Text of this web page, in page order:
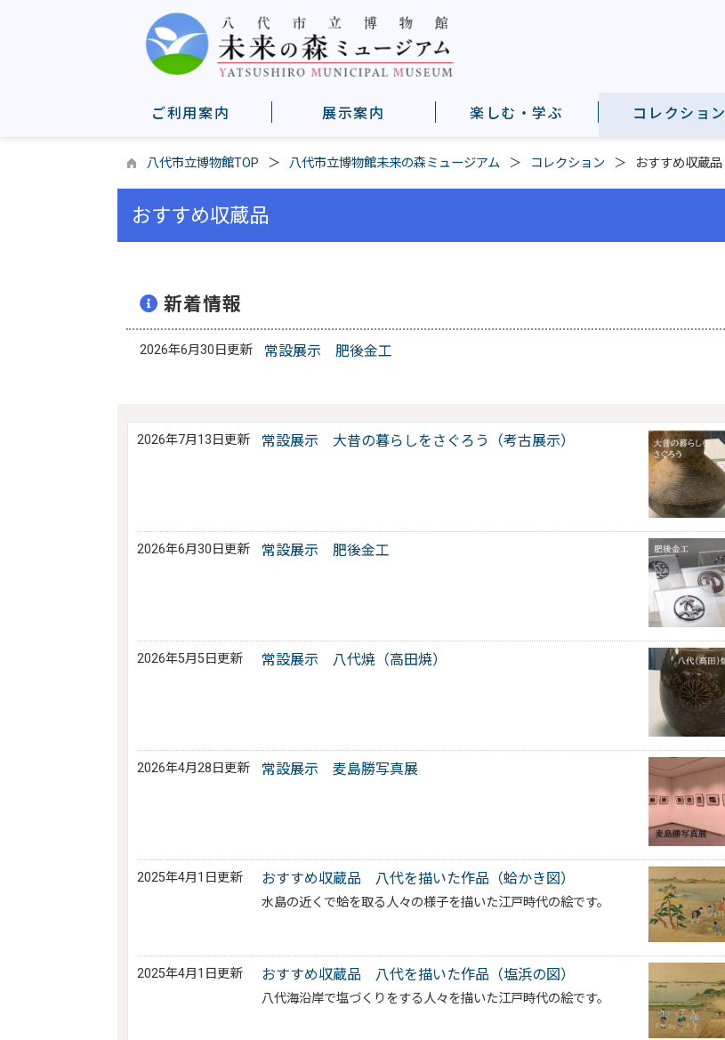
ご利用案内 展示案内 楽しむ・学ぶ コレクション
八代市立博物館TOP 八代市立博物館未来の森ミュージアム コレクション おすすめ収蔵品
おすすめ収蔵品
新着情報
2026年6月30日更新 常設展示 肥後金工
2026年7月13日更新 常設展示 大昔の暮らしをさぐろう（考古展示）
2026年6月30日更新 常設展示 肥後金工
2026年5月5日更新 常設展示 八代焼（高田焼）
2026年4月28日更新 常設展示 麦島勝写真展
2025年4月1日更新 おすすめ収蔵品 八代を描いた作品（蛤かき図）
水島の近くで蛤を取る人々の様子を描いた江戸時代の絵です。
2025年4月1日更新 おすすめ収蔵品 八代を描いた作品（塩浜の図）
八代海沿岸で塩づくりをする人々を描いた江戸時代の絵です。